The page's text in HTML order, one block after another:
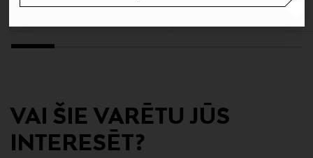
Ražotāja daļas numurs
Ražotājs
Original Price
33,00 €
VAI ŠIE VARĒTU JŪS
INTERESĒT?